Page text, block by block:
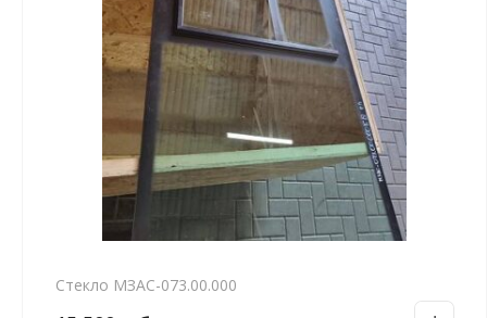
Стекло МЗАС-073.00.000